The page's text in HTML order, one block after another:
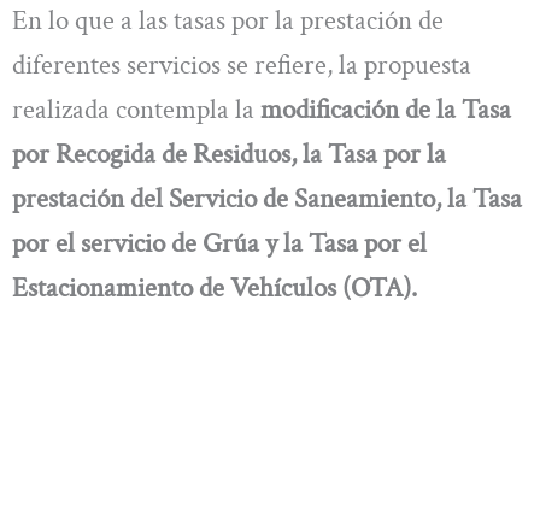
En lo que a las tasas por la prestación de
diferentes servicios se refiere, la propuesta
realizada contempla la modificación de la Tasa
por Recogida de Residuos, la Tasa por la
prestación del Servicio de Saneamiento, la Tasa
por el servicio de Grúa y la Tasa por el
Estacionamiento de Vehículos (OTA).